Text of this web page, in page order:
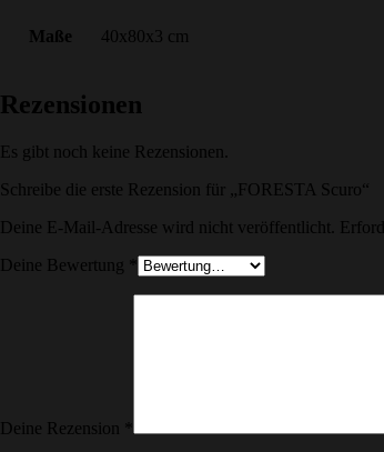
Maße 40x80x3 cm
Rezensionen
Es gibt noch keine Rezensionen.
Schreibe die erste Rezension für „FORESTA Scuro“
Deine E-Mail-Adresse wird nicht veröffentlicht.
Deine Bewertung
Deine Rezension